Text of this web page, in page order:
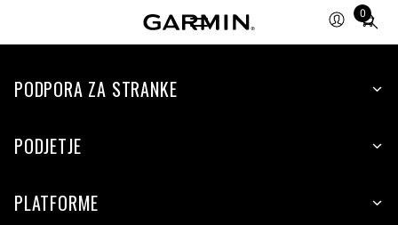
0
Total
items
cart:
PODPORA ZA STRANKE
PODJETJE
PLATFORME